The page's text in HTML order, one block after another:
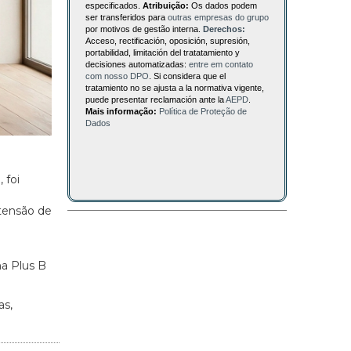
foi
de
Plus B
especificados. Atribuição: Os dados podem
ser transferidos para outras empresas do grupo
por motivos de gestão interna. Derechos:
Acceso, rectificación, oposición, supresión,
portabilidad, limitación del tratatamiento y
decisiones automatizadas: entre em contato
com nosso DPO . Si considera que el
tratamiento no se ajusta a la normativa vigente,
puede presentar reclamación ante laAEPD
Mais informação: Política de Proteção de
Dados